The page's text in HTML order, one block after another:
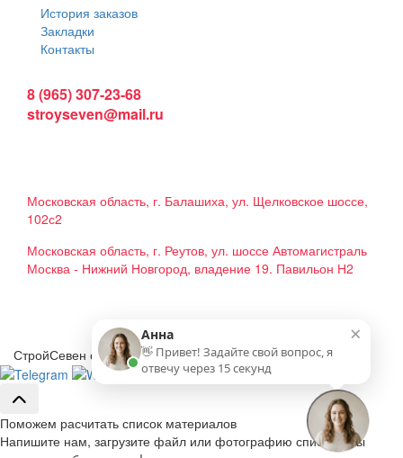
История заказов
Закладки
Контакты
8 (965) 307-23-68
stroyseven@mail.ru
Московская область, г. Балашиха, ул. Щелковское шоссе,
102с2
Московская область, г. Реутов, ул. шоссе Автомагистраль
Москва - Нижний Новгород, владение 19. Павильон Н2
СтройСевен строительные материалы © 2026
Поможем расчитать список материалов
Напишите нам, загрузите файл или фотографию списка - мы
×
Анна
👋 Привет! Задайте свой вопрос, я
отвечу через 15 секунд